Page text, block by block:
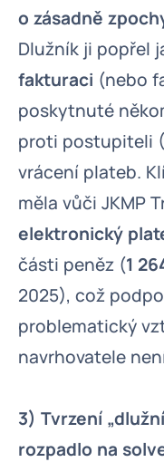
o zásadně
Dlužník ji popřel
fakturaci (nebo
poskytnuté
proti postupiteli
vrácení plateb.
měla vůči JKMP
elektronický
části peněz (1
2025), což
problematický
navrhovatele
3) Tvrzení
rozpadlo na